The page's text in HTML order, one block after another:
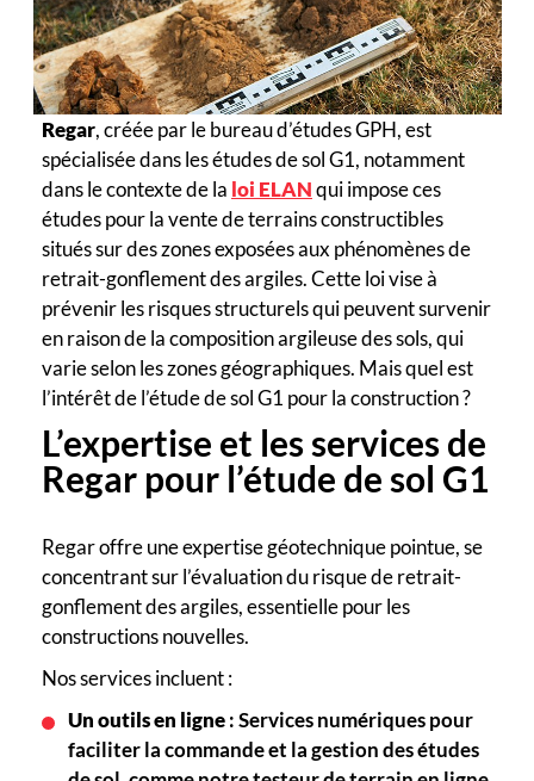
Regar, créée par le bureau d’études GPH, est
spécialisée dans les études de sol G1, notamment
dans le contexte de la loi ELANqui impose ces
études pour la vente de terrains constructibles
situés sur des zones exposées aux phénomènes de
retrait-gonflement des argiles. Cette loi vise à
prévenir les risques structurels qui peuvent survenir
en raison de la composition argileuse des sols, qui
varie selon les zones géographiques. Mais quel est
l’intérêt de l’étude de sol G1 pour la construction ?
L’expertise et les services de
Regar pour l’étude de sol G1
Regar offre une expertise géotechnique pointue, se
concentrant sur l’évaluation du risque de retrait-
gonflement des argiles, essentielle pour les
constructions nouvelles.
Nos services incluent :
Un outils en ligne: Services numériques pour
faciliter la commande et la gestion des études